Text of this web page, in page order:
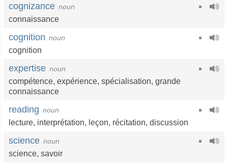
cognizance noun
connaissance
cognition noun
cognition
expertise noun
compétence, expérience, spécialisation, grande
connaissance
reading noun
lecture, interprétation, leçon, récitation, discussion
science noun
science, savoir